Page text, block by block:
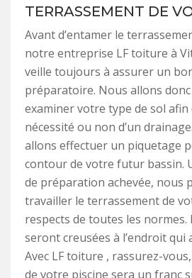
TERRASSEMENT DE
Avant d’entamer le
notre entreprise LF toiture à
veille toujours à assurer un
préparatoire. Nous allons
examiner votre type de sol
nécessité ou non d’un
allons effectuer un piquetage
contour de votre futur bassin.
de préparation achevée, nous
travailler le terrassement de
respects de toutes les normes.
seront creusées à l’endroit qui
Avec LF toiture , rassurez-
de votre piscine sera un franc